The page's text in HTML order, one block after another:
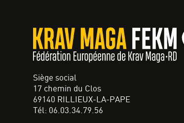
Siège social
17 chemin du Clos
69140 RILLIEUX-LA-PAPE
Tél: 06.03.34.79.56